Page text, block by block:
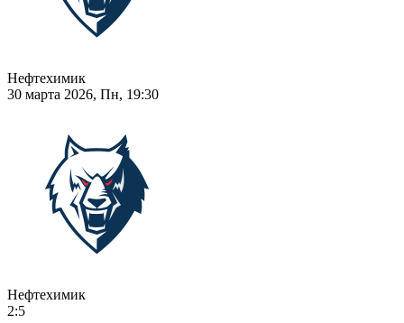
Нефтехимик
30 марта 2026, Пн, 19:30
Нефтехимик
2:5